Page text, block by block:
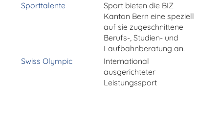
Sporttalente
Sport bieten die BIZ
Kanton Bern eine speziell
auf sie zugeschnittene
Berufs-, Studien- und
Laufbahnberatung an.
Swiss Olympic
International
ausgerichteter
Leistungssport